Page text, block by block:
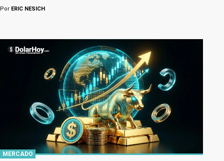
Por ERIC NESICH
MERCADO